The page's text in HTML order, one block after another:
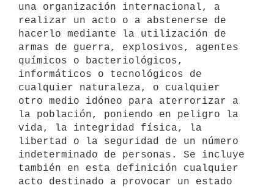
una organización internacional, a
realizar un acto o a abstenerse de
hacerlo mediante la utilización de
armas de guerra, explosivos, agentes
químicos o bacteriológicos,
informáticos o tecnológicos de
cualquier naturaleza, o cualquier
otro medio idóneo para aterrorizar a
la población, poniendo en peligro la
vida, la integridad física, la
libertad o la seguridad de un número
indeterminado de personas. Se incluye
también en esta definición cualquier
acto destinado a provocar un estado